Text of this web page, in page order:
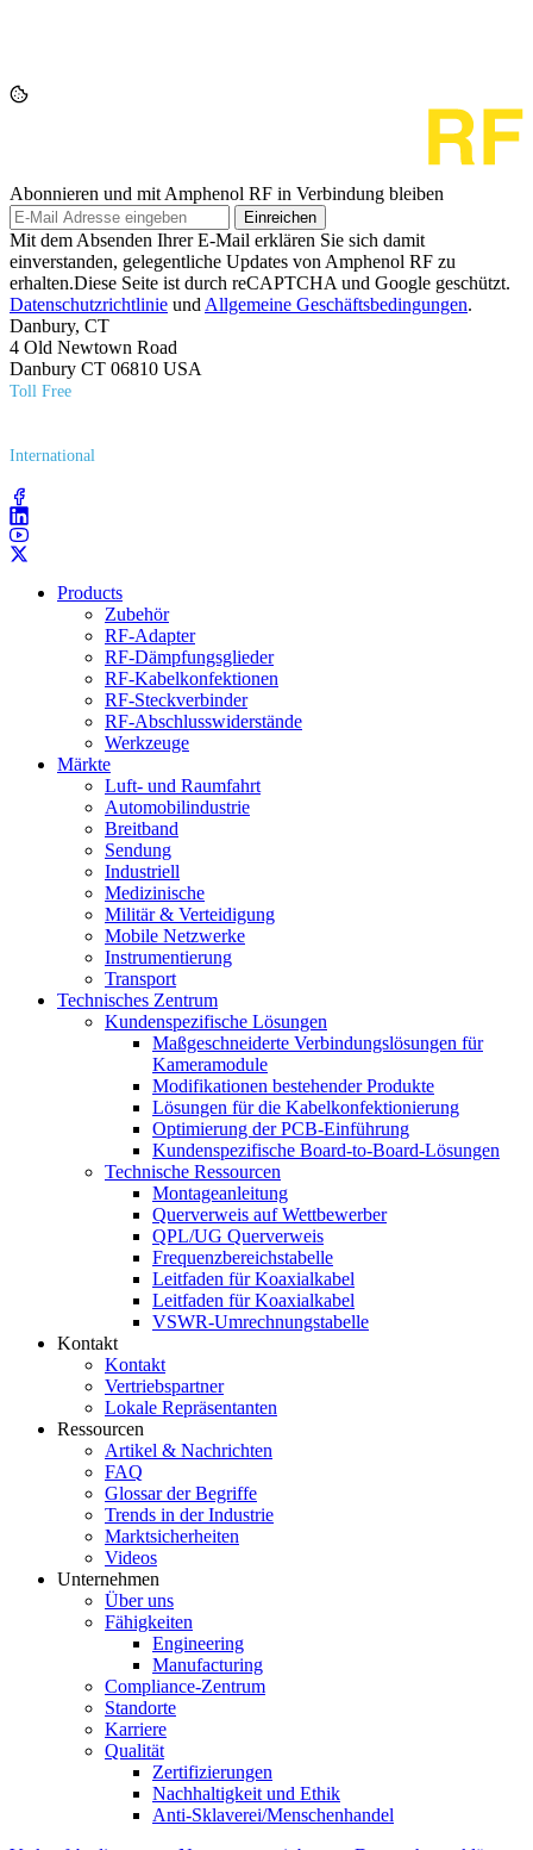
Abonnieren und mit Amphenol RF in Verbindung bleiben
Einreichen
Mit dem Absenden Ihrer E-Mail erklären Sie sich damit
einverstanden, gelegentliche Updates von Amphenol RF zu
erhalten.Diese Seite ist durch reCAPTCHA und Google geschützt.
Datenschutzrichtlinie und Allgemeine Geschäftsbedingungen.
Danbury, CT
4 Old Newtown Road
Danbury CT 06810 USA
Toll Free
International
Products
Zubehör
RF-Adapter
RF-Dämpfungsglieder
RF-Kabelkonfektionen
RF-Steckverbinder
RF-Abschlusswiderstände
Werkzeuge
Märkte
Luft- und Raumfahrt
Automobilindustrie
Breitband
Sendung
Industriell
Medizinische
Militär & Verteidigung
Mobile Netzwerke
Instrumentierung
Transport
Technisches Zentrum
Kundenspezifische Lösungen
Maßgeschneiderte Verbindungslösungen für
Kameramodule
Modifikationen bestehender Produkte
Lösungen für die Kabelkonfektionierung
Optimierung der PCB-Einführung
Kundenspezifische Board-to-Board-Lösungen
Technische Ressourcen
Montageanleitung
Querverweis auf Wettbewerber
QPL/UG Querverweis
Frequenzbereichstabelle
Leitfaden für Koaxialkabel
Leitfaden für Koaxialkabel
VSWR-Umrechnungstabelle
Kontakt
Kontakt
Vertriebspartner
Lokale Repräsentanten
Ressourcen
Artikel & Nachrichten
FAQ
Glossar der Begriffe
Trends in der Industrie
Marktsicherheiten
Videos
Unternehmen
Über uns
Fähigkeiten
Engineering
Manufacturing
Compliance-Zentrum
Standorte
Karriere
Qualität
Zertifizierungen
Nachhaltigkeit und Ethik
Anti-Sklaverei/Menschenhandel